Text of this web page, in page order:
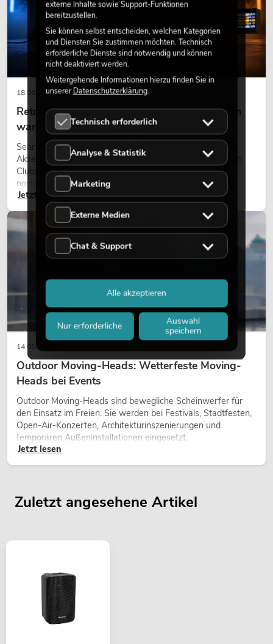
18.06.2026
Retro-Licht im modernen Lichtdesign: Warum
warmes Licht wieder wirkt
Sehr warmes Licht, sichtbare Leuchtflächen und farbige
Akzente prägen viele aktuelle Lichtdesigns auf Bühnen, in
Clubs und bei Events. Retro-Licht ist dabei kein rein
nostalgischer Effekt, sondern ein bewusst eingesetztes
Gestaltungsmittel: Es schafft Atmosphäre, gibt Szenen
Charakter und kann technische LED-Setups emotionaler
wirken lassen.
Jetzt lesen
14.05.2026
Outdoor Moving-Heads: Wetterfeste Moving-
Heads bei Events
Outdoor Moving-Heads sind bewegliche Scheinwerfer für
den Einsatz im Freien. Sie werden bei Festivals, Stadtfesten,
Open-Air-Konzerten, Architekturinszenierungen und
temporären Außeninstallationen eingesetzt.
Jetzt lesen
LICHT
Zuletzt angesehene Artikel
externe Inhalte sowie Support-Funktionen
bereitzustellen.
Sie können selbst entscheiden, welchen Kategorien
und Diensten Sie zustimmen möchten. Technisch
erforderliche Dienste sind notwendig und können
nicht deaktiviert werden.
Weitergehende Informationen hierzu finden Sie in
unsererDatenschutzerklärung.
Technisch erforderlich
Analyse & Statistik
Marketing
Externe Medien
Chat & Support
Nur erforderliche
Auswahl
speichern
Alle akzeptieren